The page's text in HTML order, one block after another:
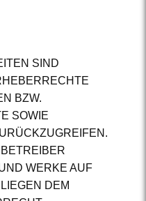
SIND
BZW.
SOWIE
WERKE AUF
DEM